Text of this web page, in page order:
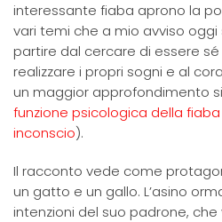
interessante fiaba aprono la
vari temi che a mio avviso
partire dal cercare di essere
realizzare i propri sogni e al
un maggior approfondimento
funzione psicologica della
inconscio).
Il racconto vede come
un gatto e un gallo. L’asino
intenzioni del suo padrone,